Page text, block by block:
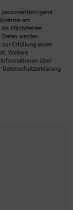
am
Pflichtfelder
werden
zur Erfüllung eines
Weitere
über
Datenschutzerklärung